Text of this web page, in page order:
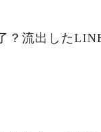
？流出した